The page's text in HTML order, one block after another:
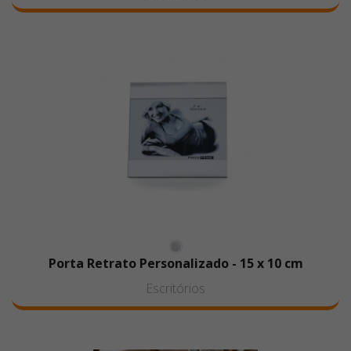
Porta Retrato Personalizado - 15 x 10 cm
Escritórios